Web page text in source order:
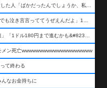
【高市悲報】みんなで大家さんに400万円出資した人「ばかだったんでしょうか、私は&#x1f622;」
Z世代「就職氷河期？努力不足の中年がいつまでも泣き言言っててうぜえんだよ」1万いいね
楽天三木谷「高市バラマキで悪性インフレ加速」「1ドル180円まで進むかも&#8230;もう看過できない」
ン死亡wwwwwwwwwwwwwwwwwwww
て終わる
んなお金持ちに